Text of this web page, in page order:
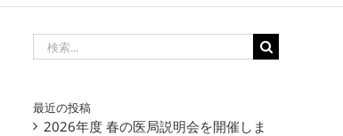
索
最近の投稿
2026年度 春の医局説明会を開催しま